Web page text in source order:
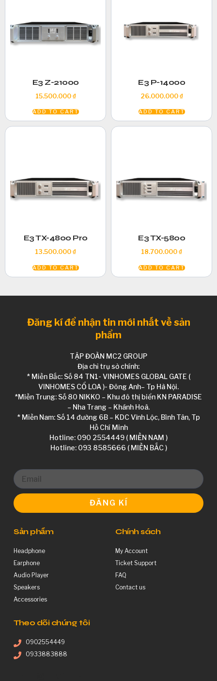
E3 Z-21000
15.500.000₫
ADD TO CART
E3 P-14000
26.000.000₫
ADD TO CART
E3 TX-4800 Pro
13.500.000₫
ADD TO CART
E3 TX-5800
18.700.000₫
ADD TO CART
Đăng kí để nhận tin mới nhất về sản
phẩm
TẬP ĐOÀN MC2 GROUP
Địa chỉ trụ sở chính:
* Miền Bắc: Số 84 TN1- VINHOMES GLOBAL GATE (
VINHOMES CỔ LOA )- Đông Anh– Tp Hà Nội.
*Miền Trung: Số 80 NIKKO – Khu đô thị biển KN PARADISE
– Nha Trang – Khánh Hoà.
* Miền Nam: Số 14 đường 6B – KDC Vĩnh Lộc, Bình Tân, Tp
Hồ Chí Minh
Hotline: 090 2554449 ( MIỀN NAM )
Hotline: 093 8585666 ( MIỀN BẮC )
ĐĂNG KÍ
Sản phẩm
Headphone
Earphone
Audio Player
Speakers
Accessories
Chính sách
My Account
Ticket Support
FAQ
Contact us
Theo dõi chúng tôi
0902554449
0933883888